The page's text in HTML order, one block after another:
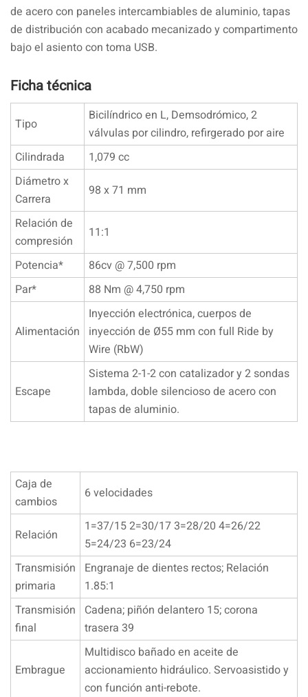
de acero con paneles intercambiables de aluminio, tapas
de distribución con acabado mecanizado y compartimento
bajo el asiento con toma USB.
Ficha técnica
Tipo
Bicilíndrico en L, Demsodrómico, 2
válvulas por cilindro, refirgerado por aire
Cilindrada
1,079 cc
Diámetro x
Carrera
98 x 71 mm
Relación de
compresión
11:1
Potencia*
86cv @ 7,500 rpm
Par*
88 Nm @ 4,750 rpm
Alimentación
Inyección electrónica, cuerpos de
inyección de Ø55 mm con full Ride by
Wire (RbW)
Escape
Sistema 2-1-2 con catalizador y 2 sondas
lambda, doble silencioso de acero con
tapas de aluminio.
Caja de
cambios
6 velocidades
Relación
1=37/15 2=30/17 3=28/20 4=26/22
5=24/23 6=23/24
Transmisión
primaria
Engranaje de dientes rectos; Relación
1.85:1
Transmisión
final
Cadena; piñón delantero 15; corona
trasera 39
Embrague
Multidisco bañado en aceite de
accionamiento hidráulico. Servoasistido y
con función anti-rebote.